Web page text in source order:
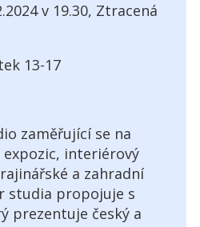
v 19.30, Ztracená
13-17
zaměřující se na
interiérový
a zahradní
studia propojuje s
prezentuje český a